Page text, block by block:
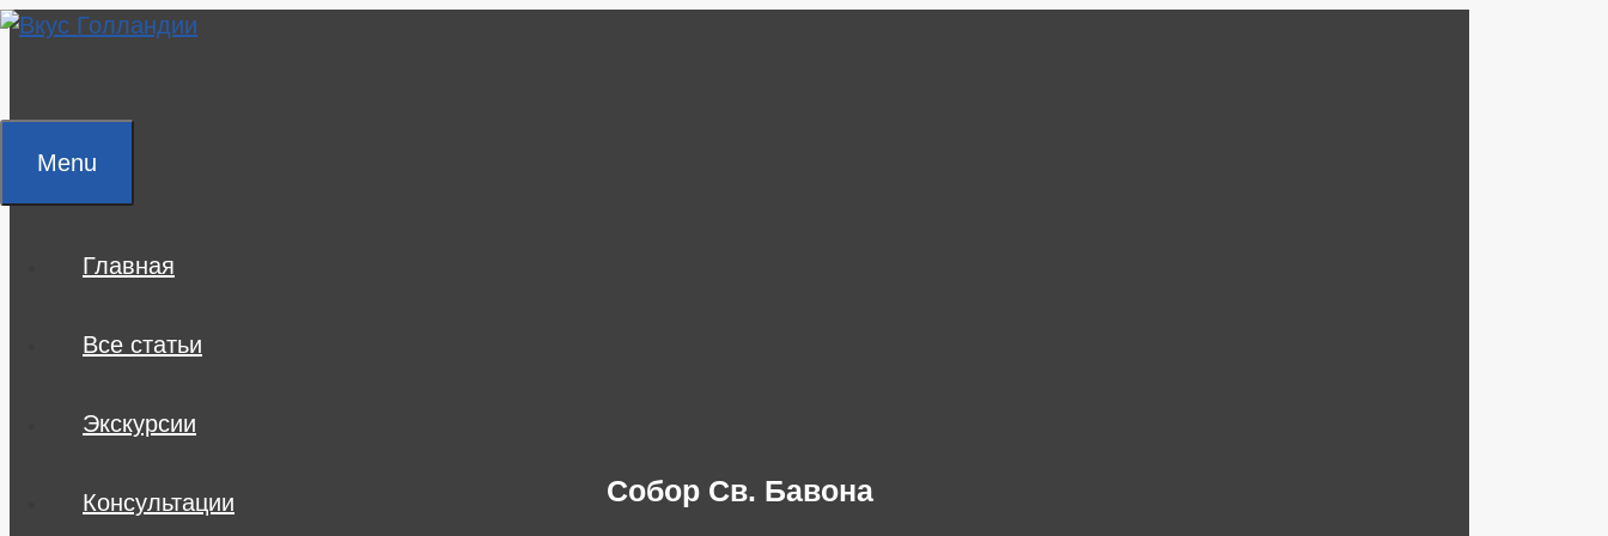
Skip
Menu
Главная
Все статьи
Экскурсии
Консультации Собор Св. Бавона